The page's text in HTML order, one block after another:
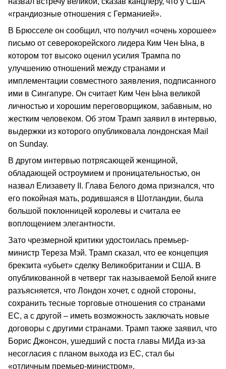
«грандиозные отношения с Германией».
В Брюсселе он сообщил, что получил «очень хорошее»
письмо от северокорейского лидера Ким Чен Ына, в
котором тот высоко оценил усилия Трампа по
улучшению отношений между странами и
имплементации совместного заявления, подписанного
ими в Сингапуре. Он считает Ким Чен Ына великой
личностью и хорошим переговорщиком, забавным, но
жестким человеком. Об этом Трамп заявил в интервью,
выдержки из которого опубликовала лондонская Mail
on Sunday.
В другом интервью потрясающей женщиной,
обладающей остроумием и проницательностью, он
назвал Елизавету II. Глава Белого дома признался, что
его покойная мать, родившаяся в Шотландии, была
большой поклонницей королевы и считала ее
воплощением элегантности.
Зато чрезмерной критики удостоилась премьер-
министр Тереза Мэй. Трамп сказал, что ее концепция
брекзита «убьет» сделку Великобритании и США. В
опубликованной в четверг так называемой Белой книге
разъясняется, что Лондон хочет, с одной стороны,
сохранить тесные торговые отношения со странами
ЕС, а с другой – иметь возможность заключать новые
договоры с другими странами. Трамп также заявил, что
Борис Джонсон, ушедший с поста главы МИДа из-за
несогласия с планом выхода из ЕС, стал бы
«отличным премьер-министром».